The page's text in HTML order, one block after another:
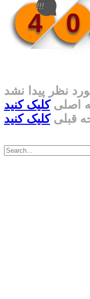
4 0
!!!
نظر پیدا نشد
اصلیکلیک کنید
قبلیکلیک کنید